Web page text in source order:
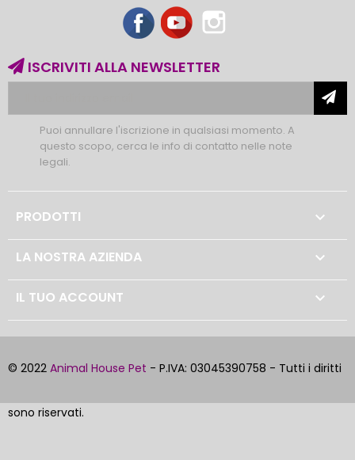
FacebookYouTube
ISCRIVITI ALLA NEWSLETTER
Puoi annullare l'iscrizione in qualsiasi momento. A
questo scopo, cerca le info di contatto nelle note
legali.
PRODOTTI 
LA NOSTRA AZIENDA 
IL TUO ACCOUNT 
© 2022 Animal House Pet - P.IVA: 03045390758 - Tutti i diritti
sono riservati.